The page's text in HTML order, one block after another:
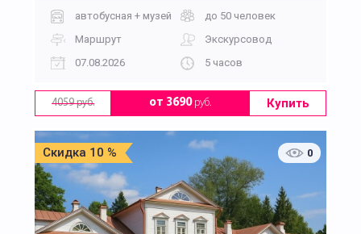
автобусная + музей
до 50 человек
Маршрут
Экскурсовод
07.08.2026
5 часов
4059 руб. от 3690руб. Купить
Скидка 10 % 0